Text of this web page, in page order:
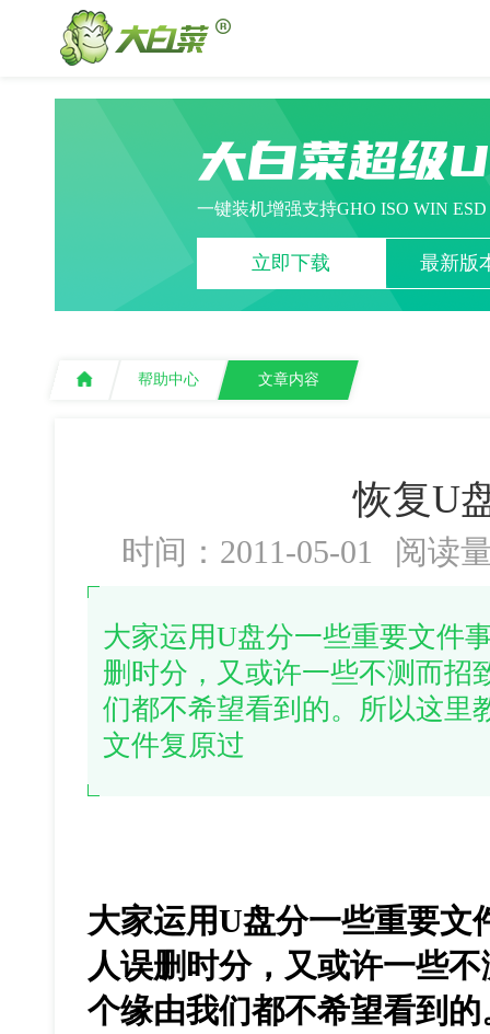
大白菜超级
一键装机增强支持GHO ISO WIN
立即下载 最新版
帮助中心 文章内容
恢复U
时间：2011-05-01 阅读
大家运用U盘分一些重要文件
删时分，又或许一些不测而招
们都不希望看到的。所以这里
文件复原过
大家运用U盘分一些重要文
人误删时分，又或许一些
个缘由我们都不希望看到